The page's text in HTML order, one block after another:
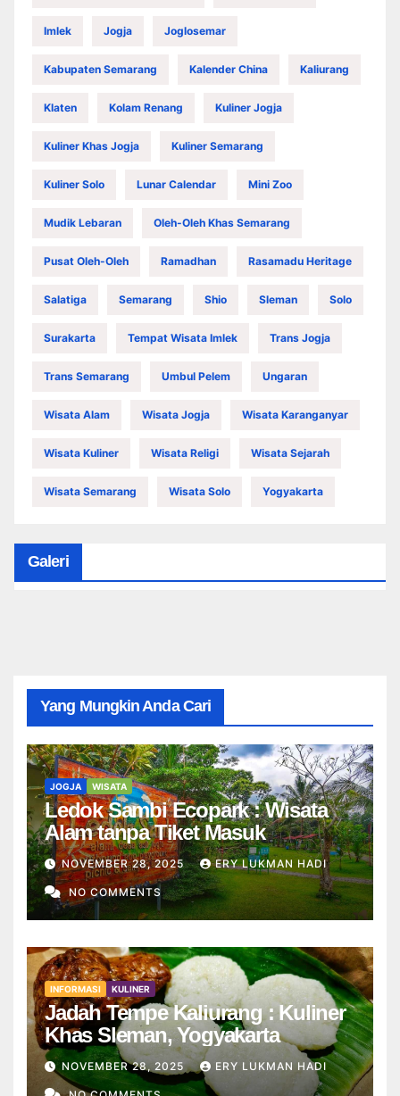
Imlek Jogja Joglosemar
Kabupaten Semarang Kalender China Kaliurang
Klaten Kolam Renang Kuliner Jogja
Kuliner Khas Jogja Kuliner Semarang
Kuliner Solo Lunar Calendar Mini Zoo
Mudik Lebaran Oleh-Oleh Khas Semarang
Pusat Oleh-Oleh Ramadhan Rasamadu Heritage
Salatiga Semarang Shio Sleman Solo
Surakarta Tempat Wisata Imlek Trans Jogja
Trans Semarang Umbul Pelem Ungaran
Wisata Alam Wisata Jogja Wisata Karanganyar
Wisata Kuliner Wisata Religi Wisata Sejarah
Wisata Semarang Wisata Solo Yogyakarta
Galeri
Yang Mungkin Anda Cari
JOGJA WISATA
Ledok Sambi Ecopark : Wisata
Alam tanpa Tiket Masuk
NOVEMBER 28, 2025 ERY LUKMAN HADI
NO COMMENTS
INFORMASI KULINER
Jadah Tempe Kaliurang : Kuliner
Khas Sleman, Yogyakarta
NOVEMBER 28, 2025 ERY LUKMAN HADI